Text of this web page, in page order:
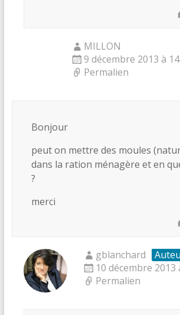
MILLON
9 décembre 2013 à
Permalien
Bonjour
peut on mettre des moules
dans la ration ménagère et en
?
merci
gblanchard
10 décembre 2013
Permalien